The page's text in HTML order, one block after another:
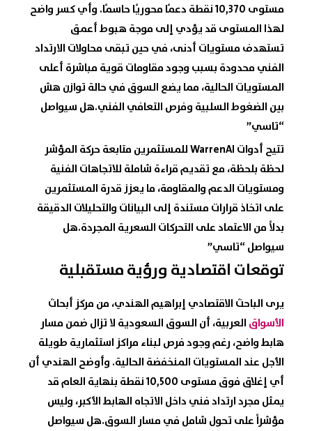
مستوى 10,370 نقطة دعمًا محوريًا حاسمًا. وأي كسر واضح
لهذا المستوى قد يؤدي إلى موجة هبوط أعمق
تستهدف مستويات أدنى، في حين تبقى محاولات الارتداد
الفني محدودة بسبب وجود مقاومات قوية مباشرة أعلى
المستويات الحالية، مما يضع السوق في حالة توازن هش
بين الضغوط السلبية وفرص التعافي الفني.هل سيواصل
“تاسي”
تتيح أدوات WarrenAI للمستثمرين متابعة حركة المؤشر
لحظة بلحظة، مع تقديم قراءة شاملة للاتجاهات الفنية
ومستويات الدعم والمقاومة، ما يعزز قدرة المستثمرين
على اتخاذ قرارات مستندة إلى البيانات والتحليلات الدقيقة
بدلاً من الاعتماد على التحركات السعرية المجردة.هل
سيواصل “تاسي”
توقعات اقتصادية ورؤية مستقبلية
يرى الباحث الاقتصادي إبراهيم الهندي، من مركز أبحاث
الأسواق العربية، أن السوق السعودية لا تزال ضمن مسار
هابط واضح، رغم وجود فرص لبناء مراكز استثمارية طويلة
الأجل عند المستويات المنخفضة الحالية. وأوضح الهندي أن
أي إغلاق فوق مستوى 10,500 نقطة بنهاية العام قد
يمثل مجرد ارتداد فني داخل الاتجاه الهابط الأكبر، وليس
مؤشراً على تحول شامل في مسار السوق.هل سيواصل